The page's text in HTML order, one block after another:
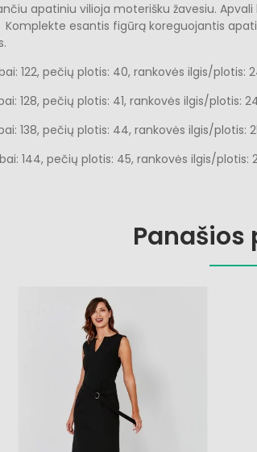
apatiniu vilioja moterišku žavesiu.
esantis figūrą koreguojantis
122, pečių plotis: 40, rankovės ilgis/plotis:
128, pečių plotis: 41, rankovės ilgis/plotis:
138, pečių plotis: 44, rankovės ilgis/plotis:
144, pečių plotis: 45, rankovės ilgis/plotis:
Panašios